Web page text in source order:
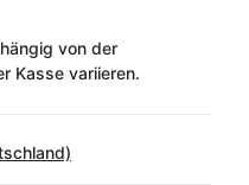
von der
Kasse variieren.